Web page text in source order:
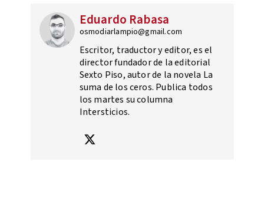
Eduardo Rabasa
osmodiarlampio@gmail.com
Escritor, traductor y editor, es el
director fundador de la editorial
Sexto Piso, autor de la novela La
suma de los ceros. Publica todos
los martes su columna
Intersticios.